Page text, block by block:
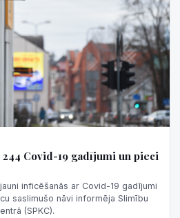
Covid-19 gadījumi un pieci
inficēšanās ar Covid-19 gadījumi
saslimušo nāvi informēja Slimību
(SPKC).